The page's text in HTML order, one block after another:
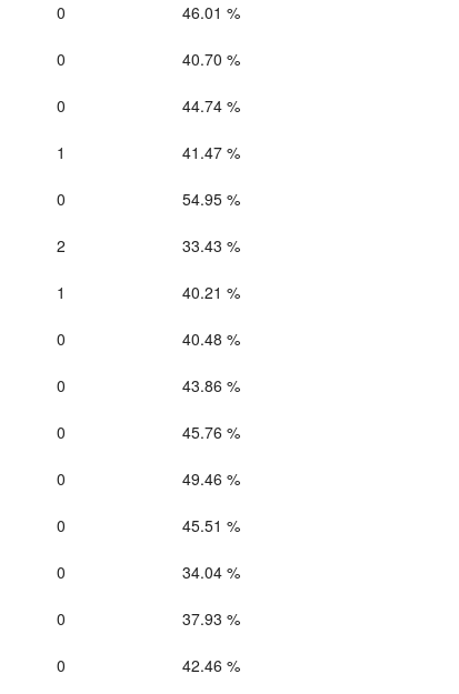
0 46.01 %
0 40.70 %
0 44.74 %
1 41.47 %
0 54.95 %
2 33.43 %
1 40.21 %
0 40.48 %
0 43.86 %
0 45.76 %
0 49.46 %
0 45.51 %
0 34.04 %
0 37.93 %
0 42.46 %